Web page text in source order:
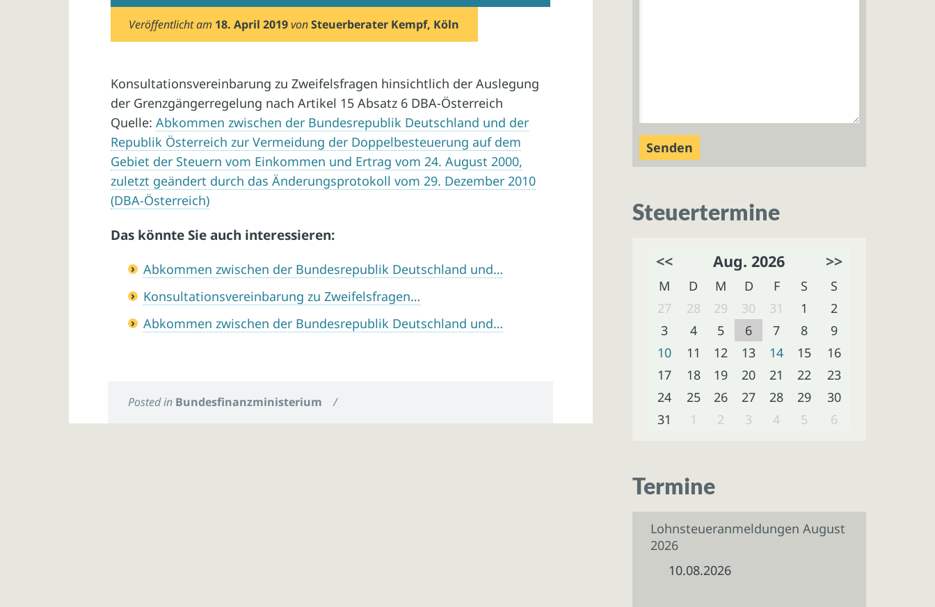
Veröffentlicht am 18. April 2019 vonSteuerberater Kempf, Köln
Konsultationsvereinbarung zu Zweifelsfragen hinsichtlich der Auslegung
der Grenzgängerregelung nach Artikel 15 Absatz 6 DBA-Österreich
Quelle:Abkommen zwischen der Bundesrepublik Deutschland und der
Republik Österreich zur Vermeidung der Doppelbesteuerung auf dem
Gebiet der Steuern vom Einkommen und Ertrag vom 24. August 2000,
zuletzt geändert durch das Änderungsprotokoll vom 29. Dezember 2010
(DBA-Österreich)
Das könnte Sie auch interessieren:
Abkommen zwischen der Bundesrepublik Deutschland und…
Konsultationsvereinbarung zu Zweifelsfragen…
Abkommen zwischen der Bundesrepublik Deutschland und…
Posted in Bundesfinanzministerium /
Steuertermine
<< Aug. 2026 >>
M D M D F S
S
27
28 29 30 31 1
2
3
4 5 6 7 8
9
10
11 12 13 14 15
16
17
18 19 20 21 22
23
24
25 26 27 28 29
30
31
1 2 3 4 5 6
Termine
Lohnsteueranmeldungen August
2026
10.08.2026